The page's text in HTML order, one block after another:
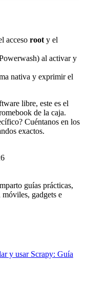
acceso root y el
al activar y
nativa y exprimir el
libre, este es el
de la caja.
Cuéntanos en los
exactos.
guías prácticas,
gadgets e
y usar Scrapy: Guía